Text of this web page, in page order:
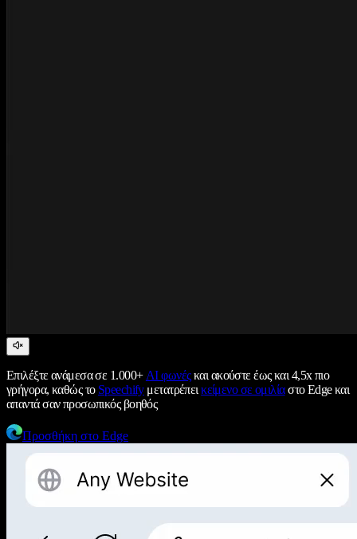
Επιλέξτε ανάμεσα σε 1.000+ AI φωνέςκαι ακούστε έως και 4,5x πιο
γρήγορα, καθώς το Speechifyμετατρέπεικείμενο σε ομιλίαστο Edge και
απαντά σαν προσωπικός βοηθός
Προσθήκη στο Edge